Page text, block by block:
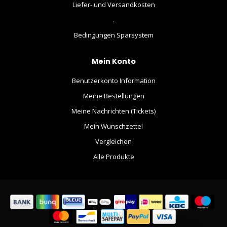
Liefer- und Versandkosten
.
Bedingungen Sparsystem
Mein Konto
Benutzerkonto Information
Meine Bestellungen
Meine Nachrichten (Tickets)
Mein Wunschzettel
Vergleichen
Alle Produkte